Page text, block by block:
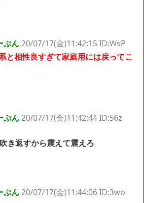
ぷん20/07/17(金)11:42:15 ID:WsP
と相性良すぎて家庭用には戻ってこ
ぷん20/07/17(金)11:42:44 ID:56z
き返すから震えて震えろ
ぷん20/07/17(金)11:44:06 ID:3wo